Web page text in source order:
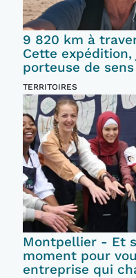
9 820 km à
Cette
porteuse de
TERRITOIRES
Montpellier - Et
moment pour
entreprise qui